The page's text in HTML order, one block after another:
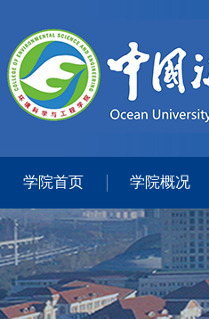
学院首页 学院概况